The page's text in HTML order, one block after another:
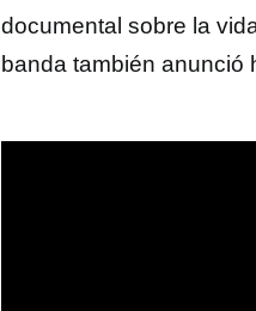
documental sobre la
banda también anunció